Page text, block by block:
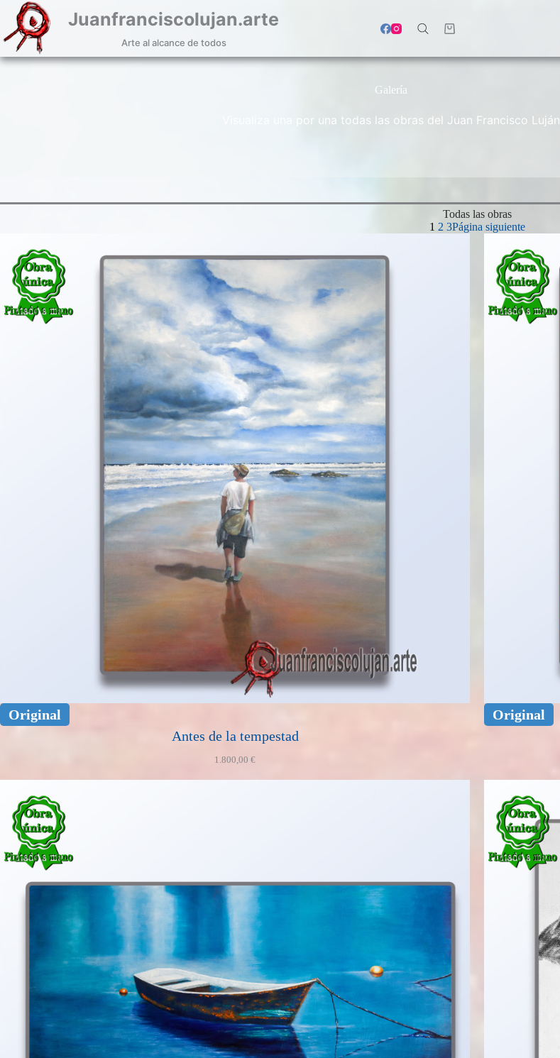
Saltar
contenido
Juanfranciscolujan.arte
Arte al alcance de todos
Carro
compra
Galería
Visualiza una por una todas las obras del Juan Francisco Luján
Todas las obras
1 2 3Página siguiente
Original
Antes de la tempestad
1.800,00 €
Original